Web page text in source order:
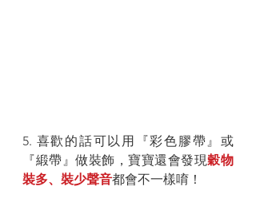
5. 喜歡的話可以用『彩色膠帶』或
『緞帶』做裝飾，寶寶還會發現穀物
裝多、裝少聲音都會不一樣唷！